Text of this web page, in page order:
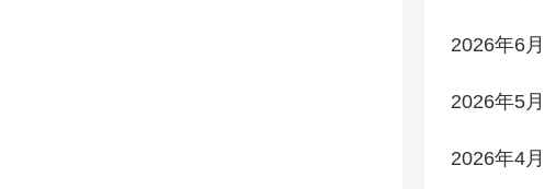
2026年6月
2026年5月
2026年4月